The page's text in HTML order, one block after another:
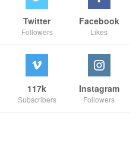
Facebook
Likes
Twitter
Followers
Instagram
Followers
117k
Subscribers